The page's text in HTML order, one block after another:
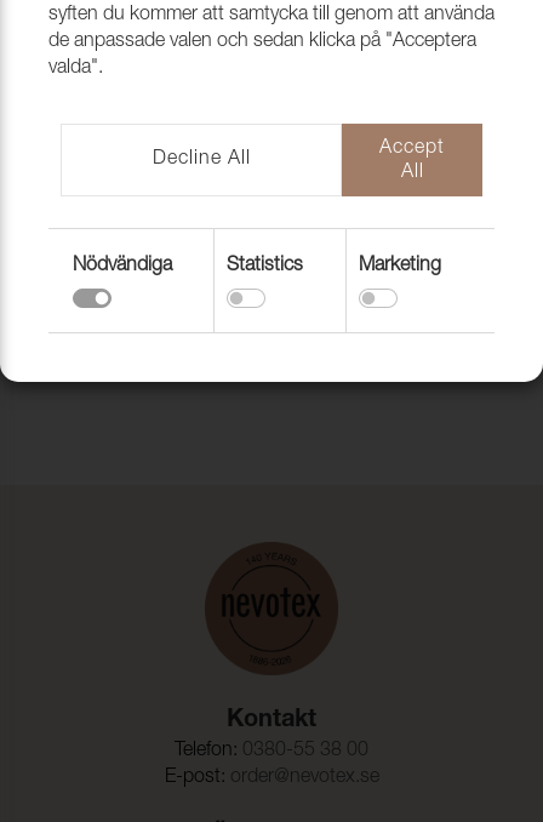
Kontakt
Telefon: 0380-55 38 00
E-post: order@nevotex.se
syften du kommer att samtycka till genom att använda
de anpassade valen och sedan klicka på "Acceptera
valda".
Decline All
Accept
All
Nödvändiga Statistics Marketing